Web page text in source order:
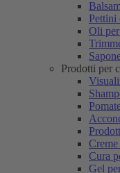
Pettini
Oli
Prodotti per
Cura
Gel